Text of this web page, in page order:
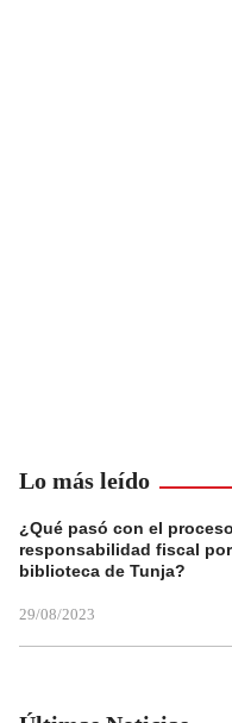
Lo más leído
¿Qué pasó con el
responsabilidad fiscal
biblioteca de Tunja?
29/08/2023